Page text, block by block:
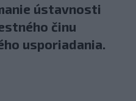
ústavnosti
činu
usporiadania.